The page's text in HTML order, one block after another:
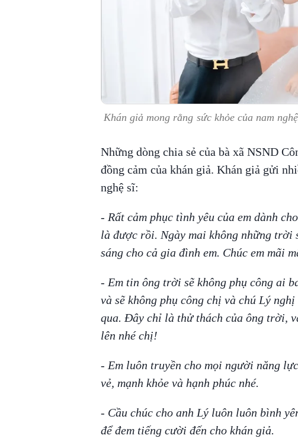
Khán giả mong rằng sức khỏe của nam
Những dòng chia sẻ của bà xã NSND
đồng cảm của khán giả. Khán giả gửi
nghệ sĩ:
- Rất cảm phục tình yêu của em dành
là được rồi. Ngày mai không những trời
sáng cho cả gia đình em. Chúc em mãi
- Em tin ông trời sẽ không phụ công ai
và sẽ không phụ công chị và chú Lý
qua. Đây chỉ là thử thách của ông trời,
lên nhé chị!
- Em luôn truyền cho mọi người năng
vẻ, mạnh khỏe và hạnh phúc nhé.
- Cầu chúc cho anh Lý luôn luôn bình
để đem tiếng cười đến cho khán giả.